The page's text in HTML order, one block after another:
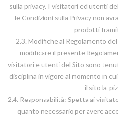
sulla privacy. I visitatori ed utenti
le Condizioni sulla Privacy non
prodotti
2.3. Modifiche al Regolamento
modificare il presente
visitatori e utenti del Sito sono
disciplina in vigore al momento in
il sito la-
2.4. Responsabilità: Spetta ai
quanto necessario per avere